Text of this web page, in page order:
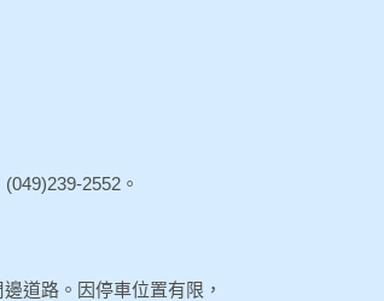
2552。
道路。因停車位置有限，